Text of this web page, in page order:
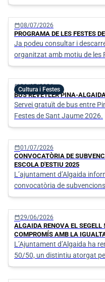
Oportunitats d’Ocupació
calendar_today08/07/2026
PROGRAMA DE LES FESTES
Ja podeu consultar i
organitzat amb motiu de les
d'Algaida.
Cultura i Festes
calendar_today06/07/2026
BUS REVETLER PINA-
Servei gratuït de bus entre
Festes de Sant Jaume 2026.
calendar_today01/07/2026
CONVOCATÒRIA DE
ESCOLA D'ESTIU 2025
L’ajuntament d’Algaida
convocatòria de
calendar_today29/06/2026
ALGAIDA RENOVA EL
COMPROMÍS AMB LA
L’Ajuntament d’Algaida ha
50/50, un distintiu atorgat
reconeix les institucions
paritat entre dones i homes